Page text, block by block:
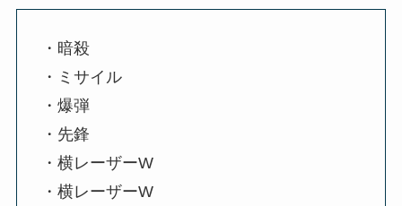
・暗殺
・ミサイル
・爆弾
・先鋒
・横レーザーW
・横レーザーW